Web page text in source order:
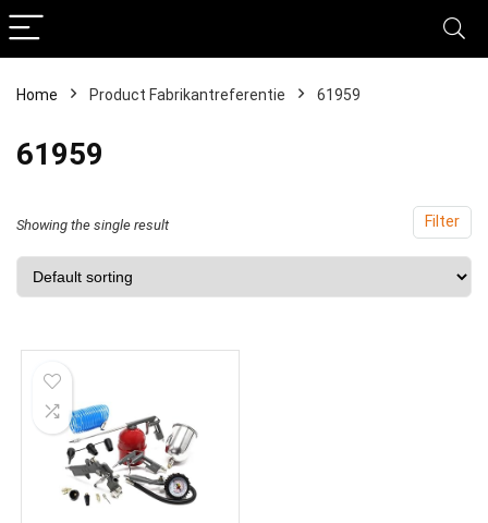
Home Product Fabrikantreferentie ‎61959
‎61959
Filter
Showing the single result